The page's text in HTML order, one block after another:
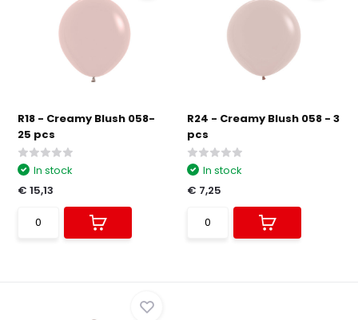
R18 - Creamy Blush 058-
25 pcs
In stock
€ 15,13
R24 - Creamy Blush 058 - 3
pcs
In stock
€ 7,25